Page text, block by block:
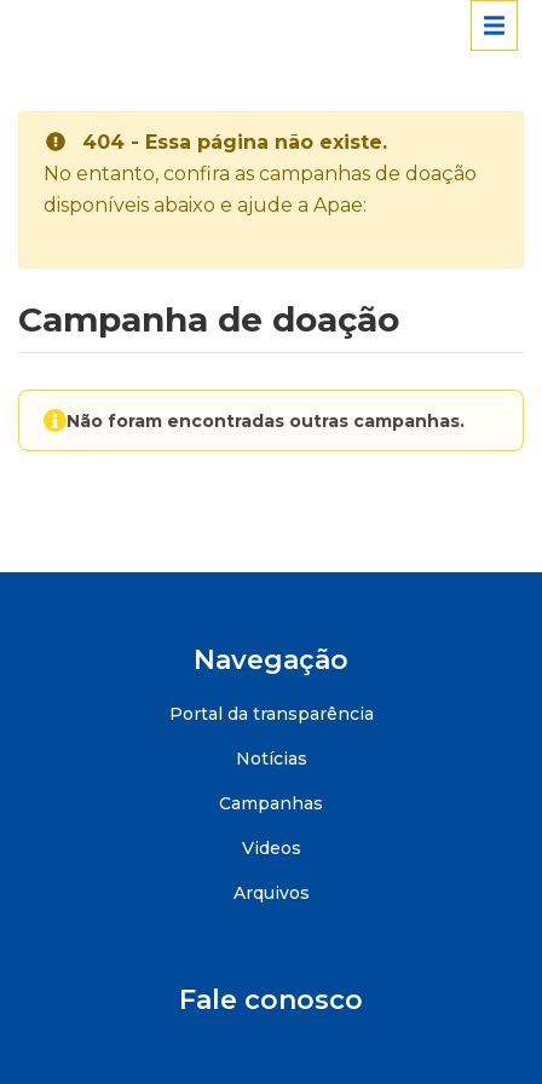
404 - Essa página não existe.
No entanto, confira as campanhas de doação
disponíveis abaixo e ajude a Apae:
Campanha de doação
Não foram encontradas outras campanhas.
Navegação
Portal da transparência
Notícias
Campanhas
Videos
Arquivos
Fale conosco